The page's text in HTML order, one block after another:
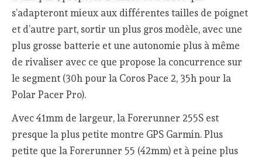
s’adapteront mieux aux différentes tailles de poignet
et d’autre part, sortir un plus gros modèle, avec une
plus grosse batterie et une autonomie plus à même
de rivaliser avec ce que propose la concurrence sur
le segment (30h pour la Coros Pace 2, 35h pour la
Polar Pacer Pro).
Avec 41mm de largeur, la Forerunner 255S est
presque la plus petite montre GPS Garmin. Plus
petite que la Forerunner 55 (42mm) et à peine plus